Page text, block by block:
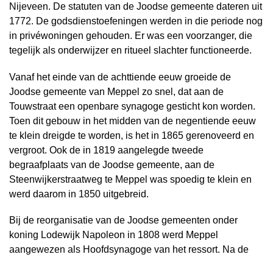
Nijeveen. De statuten van de Joodse gemeente dateren uit
1772. De godsdienstoefeningen werden in die periode nog
in privéwoningen gehouden. Er was een voorzanger, die
tegelijk als onderwijzer en ritueel slachter functioneerde.
Vanaf het einde van de achttiende eeuw groeide de
Joodse gemeente van Meppel zo snel, dat aan de
Touwstraat een openbare synagoge gesticht kon worden.
Toen dit gebouw in het midden van de negentiende eeuw
te klein dreigde te worden, is het in 1865 gerenoveerd en
vergroot. Ook de in 1819 aangelegde tweede
begraafplaats van de Joodse gemeente, aan de
Steenwijkerstraatweg te Meppel was spoedig te klein en
werd daarom in 1850 uitgebreid.
Bij de reorganisatie van de Joodse gemeenten onder
koning Lodewijk Napoleon in 1808 werd Meppel
aangewezen als Hoofdsynagoge van het ressort. Na de